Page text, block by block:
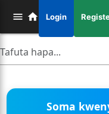
Login
Soma